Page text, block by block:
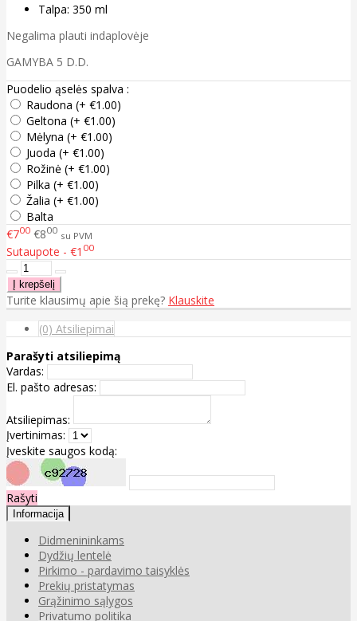
Talpa: 350 ml
Negalima plauti indaplovėje
GAMYBA 5 D.D.
Puodelio ąselės spalva :
Raudona (+ €1.00)
Geltona (+ €1.00)
Mėlyna (+ €1.00)
Juoda (+ €1.00)
Rožinė (+ €1.00)
Pilka (+ €1.00)
Žalia (+ €1.00)
Balta
€700 €800 su PVM
Sutaupote - €1 00
Turite klausimų apie šią prekę? Klauskite
(0) Atsiliepimai
Parašyti atsiliepimą
Vardas:
El. pašto adresas:
Atsiliepimas:
Įvertinimas:
Įveskite saugos kodą:
Rašyti
Informacija
Didmenininkams
Dydžių lentelė
Pirkimo - pardavimo taisyklės
Prekių pristatymas
Grąžinimo sąlygos
Privatumo politika